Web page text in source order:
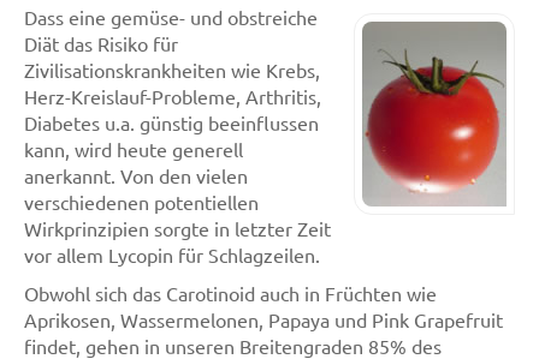
Dass eine gemüse- und obstreiche
Diät das Risiko für
Zivilisationskrankheiten wie Krebs,
Herz-Kreislauf-Probleme, Arthritis,
Diabetes u.a. günstig beeinflussen
kann, wird heute generell
anerkannt. Von den vielen
verschiedenen potentiellen
Wirkprinzipien sorgte in letzter Zeit
vor allem Lycopin für Schlagzeilen.
Obwohl sich das Carotinoid auch in Früchten wie
Aprikosen, Wassermelonen, Papaya und Pink Grapefruit
findet, gehen in unseren Breitengraden 85% des